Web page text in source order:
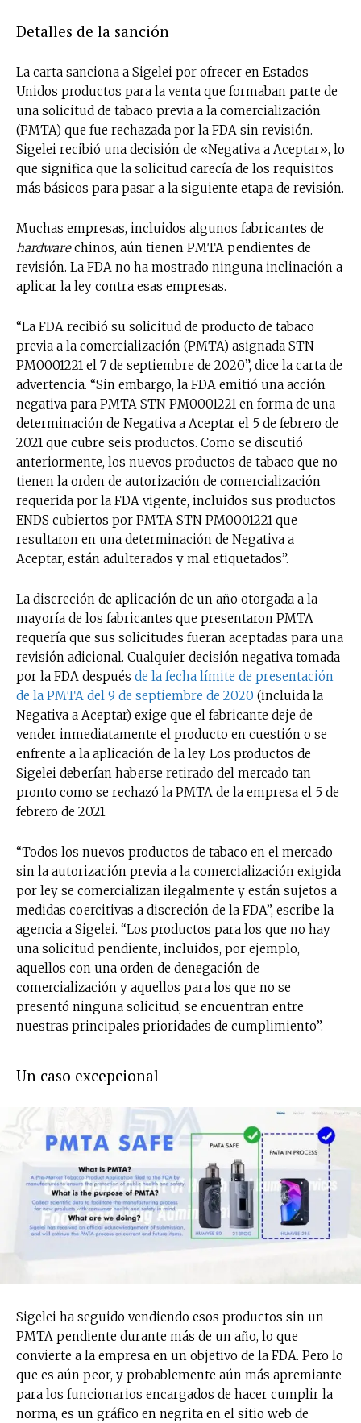
Detalles de la sanción
La carta sanciona a Sigelei por ofrecer en Estados
Unidos productos para la venta que formaban parte de
una solicitud de tabaco previa a la comercialización
(PMTA) que fue rechazada por la FDA sin revisión.
Sigelei recibió una decisión de «Negativa a Aceptar», lo
que significa que la solicitud carecía de los requisitos
más básicos para pasar a la siguiente etapa de revisión.
Muchas empresas, incluidos algunos fabricantes de
hardwarechinos, aún tienen PMTA pendientes de
revisión. La FDA no ha mostrado ninguna inclinación a
aplicar la ley contra esas empresas.
“La FDA recibió su solicitud de producto de tabaco
previa a la comercialización (PMTA) asignada STN
PM0001221 el 7 de septiembre de 2020”, dice la carta de
advertencia. “Sin embargo, la FDA emitió una acción
negativa para PMTA STN PM0001221 en forma de una
determinación de Negativa a Aceptar el 5 de febrero de
2021 que cubre seis productos. Como se discutió
anteriormente, los nuevos productos de tabaco que no
tienen la orden de autorización de comercialización
requerida por la FDA vigente, incluidos sus productos
ENDS cubiertos por PMTA STN PM0001221 que
resultaron en una determinación de Negativa a
Aceptar, están adulterados y mal etiquetados”.
La discreción de aplicación de un año otorgada a la
mayoría de los fabricantes que presentaron PMTA
requería que sus solicitudes fueran aceptadas para una
revisión adicional. Cualquier decisión negativa tomada
por la FDA después de la fecha límite de presentación
de la PMTA del 9 de septiembre de 2020 (incluida la
Negativa a Aceptar) exige que el fabricante deje de
vender inmediatamente el producto en cuestión o se
enfrente a la aplicación de la ley. Los productos de
Sigelei deberían haberse retirado del mercado tan
pronto como se rechazó la PMTA de la empresa el 5 de
febrero de 2021.
“Todos los nuevos productos de tabaco en el mercado
sin la autorización previa a la comercialización exigida
por ley se comercializan ilegalmente y están sujetos a
medidas coercitivas a discreción de la FDA”, escribe la
agencia a Sigelei. “Los productos para los que no hay
una solicitud pendiente, incluidos, por ejemplo,
aquellos con una orden de denegación de
comercialización y aquellos para los que no se
presentó ninguna solicitud, se encuentran entre
nuestras principales prioridades de cumplimiento”.
Un caso excepcional
Sigelei ha seguido vendiendo esos productos sin un
PMTA pendiente durante más de un año, lo que
convierte a la empresa en un objetivo de la FDA. Pero lo
que es aún peor, y probablemente aún más apremiante
para los funcionarios encargados de hacer cumplir la
norma, es un gráfico en negrita en el sitio web de